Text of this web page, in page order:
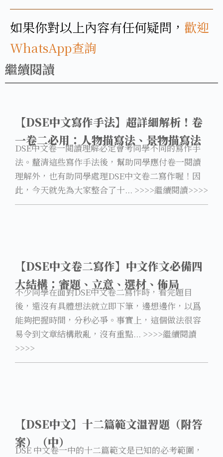
如果你對以上內容有任何疑問， 歡迎
WhatsApp查詢
繼續閱讀
【DSE中文寫作手法】超詳細解析！卷
一卷二必用：人物描寫法、景物描寫法
DSE中文卷一閲讀理解必定會考同學不同的寫作手
法。釐清這些寫作手法後，幫助同學應付卷一閱讀
理解外，也有助同學處理DSE中文卷二寫作喔！因
此，今天就先為大家整合了十... >>>>繼續閱讀>>>>
【DSE中文卷二寫作】中文作文必備四
大結構：審題、立意、選材、佈局
不少同學在面對DSE中文卷二寫作時，看完題目
後，還沒有具體想法就立即下筆，邊想邊作，以爲
能夠把握時間，分秒必爭。事實上，這個做法很容
易令到文章結構散亂，沒有重點... >>>>繼續閱讀
>>>>
【DSE中文】十二篇範文溫習題（附答
案）（中）
DSE 中文卷一中的十二篇範文是已知的必考範圍，